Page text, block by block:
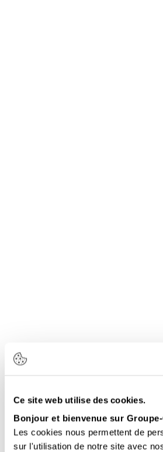
Ce site web utilise des cookies.
Bonjour et bienvenue sur
Les cookies nous permettent de
sur l'utilisation de notre site avec